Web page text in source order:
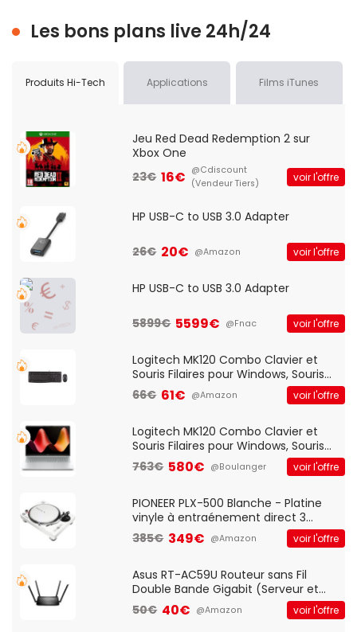
Les bons plans live 24h/24
Produits Hi-Tech Applications Films iTunes
Jeu Red Dead Redemption 2 sur
Xbox One
23€ 16€ @Cdiscount
(Vendeur Tiers)
voir l'offre
HP USB-C to USB 3.0 Adapter
26€ 20€ @Amazon voir l'offre
HP USB-C to USB 3.0 Adapter
5899€ 5599€ @Fnac voir l'offre
Logitech MK120 Combo Clavier et
Souris Filaires pour Windows, Souris
Optique Filaire, Connexion USB Plug
And Play, Confortable, Taille
QWERTY UK - Noir
66€ 61€ @Amazon voir l'offre
Logitech MK120 Combo Clavier et
Souris Filaires pour Windows, Souris
Optique Filaire, Connexion USB Plug
And Play, Confortable, Taille
QWERTY UK - Noir
763€ 580€ @Boulanger voir l'offre
PIONEER PLX-500 Blanche - Platine
vinyle à entraénement direct 3
vitesses (33-45-78 trs/min) avec
pre-ampli intégré et port USB
385€ 349€ @Amazon voir l'offre
Asus RT-AC59U Routeur sans Fil
Double Bande Gigabit (Serveur et
Client VPN, Triple Vlan, Mode Point
d'accès et Bridge, contrôle Parental,
50€ 40€ @Amazon voir l'offre